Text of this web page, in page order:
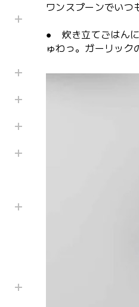
ワンスプーンでいつ
● 炊き立てごはんに
ゅわっ。ガーリック